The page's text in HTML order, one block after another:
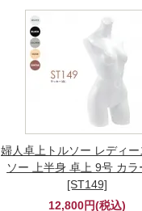
婦人卓上トルソー レディ
ソー 上半身 卓上 9号 カラ
[ST149]
12,800円(税込)